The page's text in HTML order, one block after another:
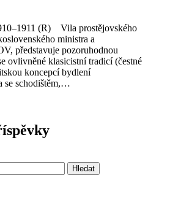
(R) Vila prostějovského
ministra a
představuje pozoruhodnou
ovlivněné klasicistní tradicí (čestné
koncepcí bydlení
se schodištěm,…